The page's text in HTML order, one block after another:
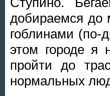
добираемся
гоблинами (по-
этом городе я
пройти до
нормальных